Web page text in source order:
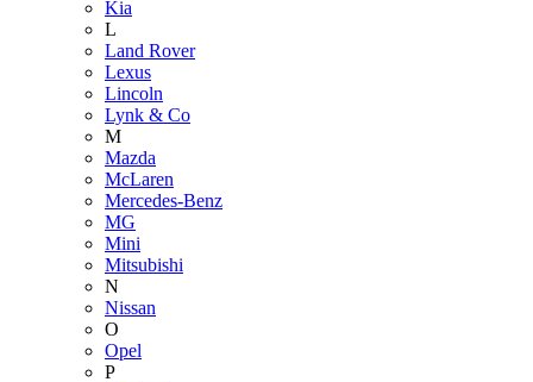
Kia
L
Land Rover
Lexus
Lincoln
Lynk & Co
M
Mazda
McLaren
Mercedes-Benz
MG
Mini
Mitsubishi
N
Nissan
O
Opel
P